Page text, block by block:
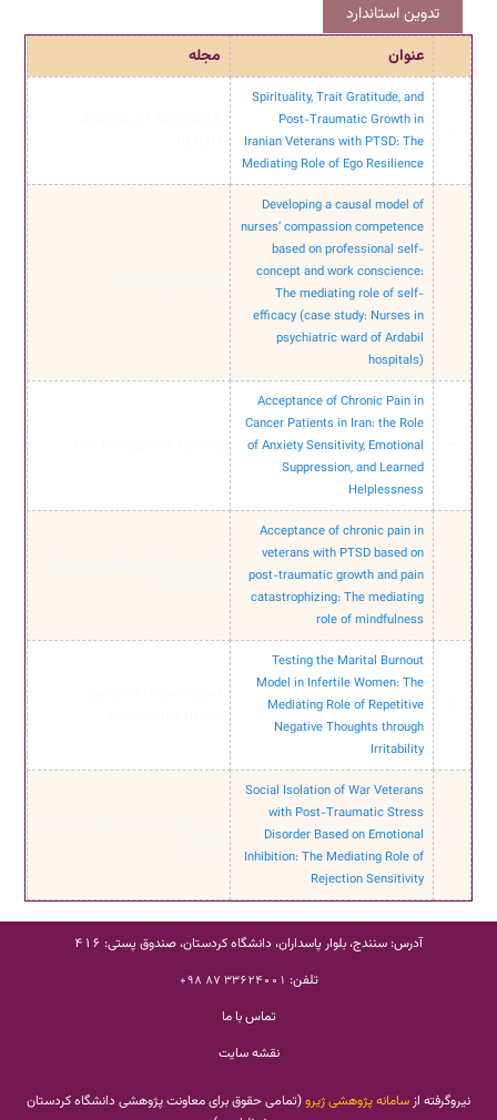
تدوین استاندارد
عنوان
مجله
Spirituality, Trait Gratitude, and
Post-Traumatic Growth in
Iranian Veterans with PTSD: The
Mediating Role of Ego Resilience
Developing a causal model of
nurses’ compassion competence
based on professional self-
concept and work conscience:
The mediating role of self-
efficacy (case study: Nurses in
psychiatric ward of Ardabil
hospitals)
Acceptance of Chronic Pain in
Cancer Patients in Iran: the Role
of Anxiety Sensitivity, Emotional
Suppression, and Learned
Helplessness
Acceptance of chronic pain in
veterans with PTSD based on
post-traumatic growth and pain
catastrophizing: The mediating
role of mindfulness
Testing the Marital Burnout
Model in Infertile Women: The
Mediating Role of Repetitive
Negative Thoughts through
Irritability
Social Isolation of War Veterans
with Post-Traumatic Stress
Disorder Based on Emotional
Inhibition: The Mediating Role of
Rejection Sensitivity
آدرس: سنندج، بلوار پاسداران، دانشگاه کردستان، صندوق پستی: 416
تلفن: 33624001 87 98+
تماس با ما
نقشه سایت
نیروگرفته از سامانه پژوهشی ژیرو(تمامی حقوق برای معاونت پژوهشی دانشگاه کردستان